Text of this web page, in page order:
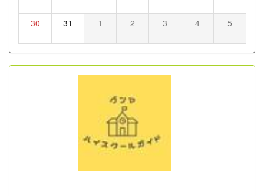
30 31 1 2 3 4 5